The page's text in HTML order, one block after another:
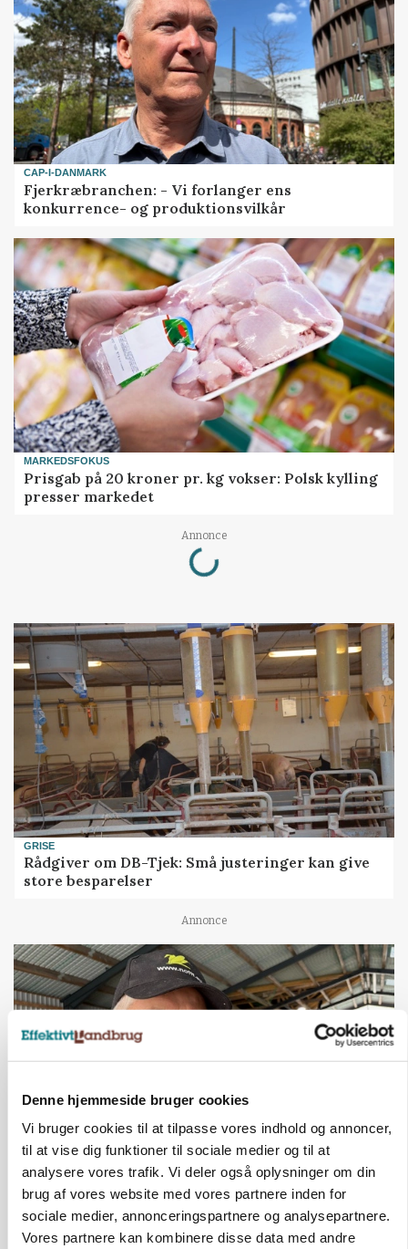
Denne hjemmeside bruger cookies
Vi bruger cookies til at tilpasse vores indhold og annoncer,
til at vise dig funktioner til sociale medier og til at
analysere vores trafik. Vi deler også oplysninger om din
brug af vores website med vores partnere inden for
sociale medier, annonceringspartnere og analysepartnere.
Vores partnere kan kombinere disse data med andre
CAP-I-DANMARK
Fjerkræbranchen: - Vi forlanger ens
konkurrence- og produktionsvilkår
MARKEDSFOKUS
Prisgab på 20 kroner pr. kg vokser: Polsk kylling
presser markedet
Annonce
Loading...
GRISE
Rådgiver om DB-Tjek: Små justeringer kan give
store besparelser
Annonce
POLITIK
»Nu stopper I«: Landbrugsdebattør og
protestgruppe vil demonstrere mod ny
gødskningslov